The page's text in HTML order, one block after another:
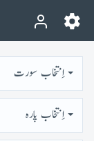
اِنتخاب سورت
اِنتخاب پارہ